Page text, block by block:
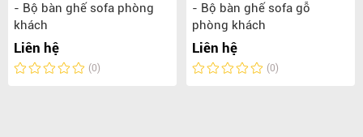
- Bộ bàn ghế sofa phòng
khách
Liên hệ
(0)
- Bộ bàn ghế sofa gỗ
phòng khách
Liên hệ
(0)